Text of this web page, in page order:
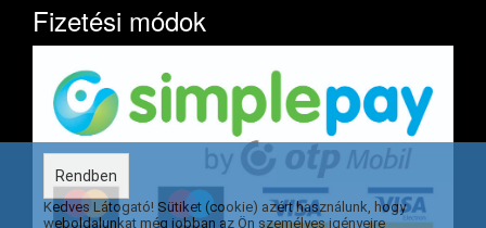
Fizetési módok
Rendben
Kedves Látogató! Sütiket (cookie) azért használunk, hogy
weboldalunkat még jobban az Ön személyes igényeire